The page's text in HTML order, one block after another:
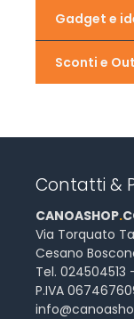
Gadget e
Sconti e
Contatti &
CANOASHOP.
Via Torquato
Cesano
Tel. 024504513
P.IVA